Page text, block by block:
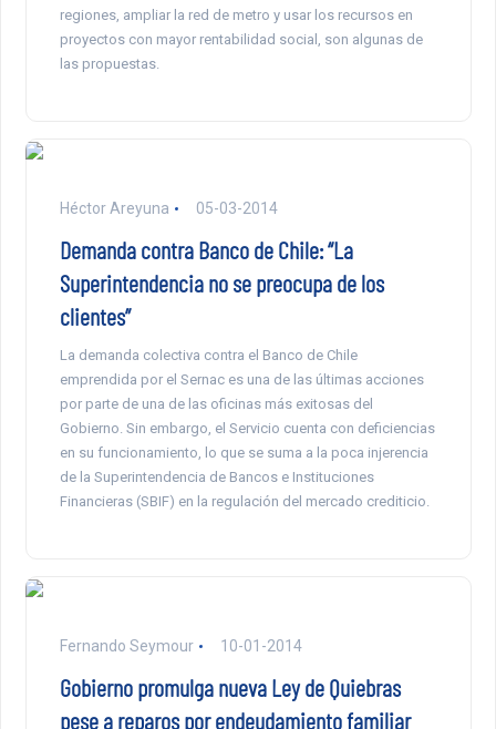
regiones, ampliar la red de metro y usar los recursos en
proyectos con mayor rentabilidad social, son algunas de
las propuestas.
Héctor Areyuna 05-03-2014
Demanda contra Banco de Chile: “La
Superintendencia no se preocupa de los
clientes”
La demanda colectiva contra el Banco de Chile
emprendida por el Sernac es una de las últimas acciones
por parte de una de las oficinas más exitosas del
Gobierno. Sin embargo, el Servicio cuenta con deficiencias
en su funcionamiento, lo que se suma a la poca injerencia
de la Superintendencia de Bancos e Instituciones
Financieras (SBIF) en la regulación del mercado crediticio.
Fernando Seymour 10-01-2014
Gobierno promulga nueva Ley de Quiebras
pese a reparos por endeudamiento familiar